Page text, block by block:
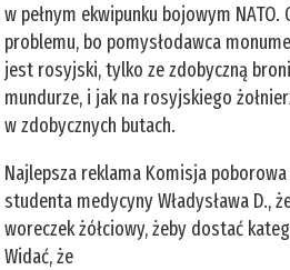
w pełnym ekwipunku bojowym
problemu, bo pomysłodawca
jest rosyjski, tylko ze zdobyczną
mundurze, i jak na rosyjskiego
w zdobycznych butach.
Najlepsza reklama Komisja
studenta medycyny Władysława D.,
woreczek żółciowy, żeby dostać
Widać, że